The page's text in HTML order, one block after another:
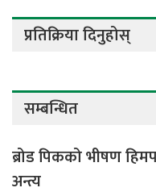
प्रतिक्रिया दिनुहोस्
सम्बन्धित
ब्रोड पिकको भीषण
अन्त्य